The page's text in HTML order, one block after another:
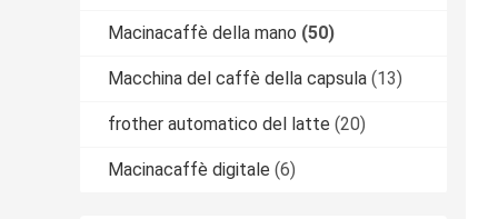
Macinacaffè della mano (50)
Macchina del caffè della capsula (13)
frother automatico del latte (20)
Macinacaffè digitale (6)